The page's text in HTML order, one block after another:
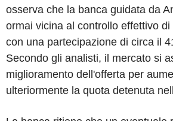
osserva che la banca guidata da
ormai vicina al controllo effettivo
con una partecipazione di circa il
Secondo gli analisti, il mercato si
miglioramento dell'offerta per
ulteriormente la quota detenuta